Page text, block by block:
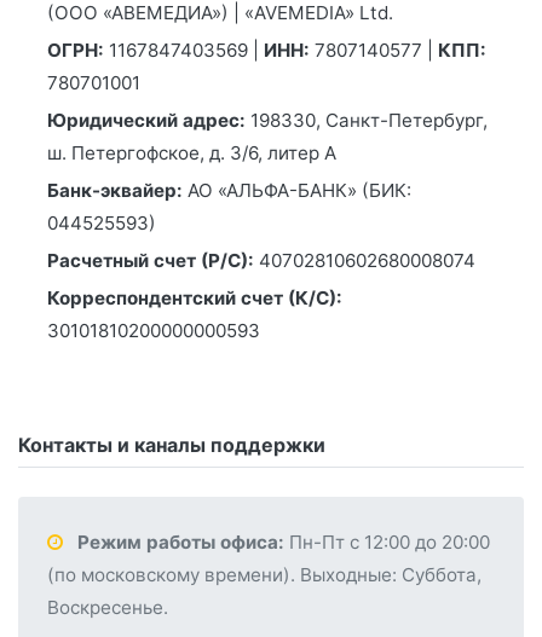
(ООО «АВЕМЕДИА») | «AVEMEDIA» Ltd.
ОГРН: 1167847403569 | ИНН: 7807140577 | КПП:
780701001
Юридический адрес: 198330, Санкт-Петербург,
ш. Петергофское, д. 3/6, литер А
Банк-эквайер: АО «АЛЬФА-БАНК» (БИК:
044525593)
Расчетный счет (Р/С): 40702810602680008074
Корреспондентский счет (К/С):
30101810200000000593
Контакты и каналы поддержки
Режим работы офиса: Пн-Пт с 12:00 до 20:00
(по московскому времени). Выходные: Суббота,
Воскресенье.